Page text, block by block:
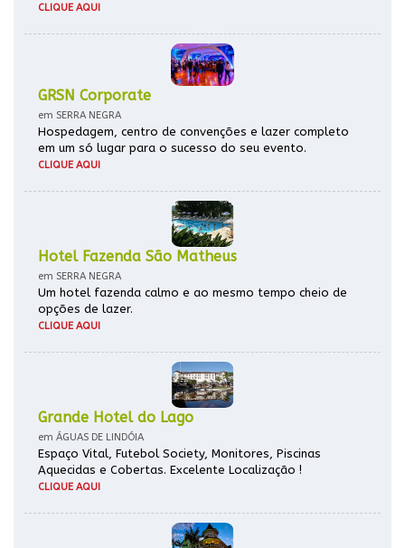
CLIQUE AQUI
GRSN Corporate
em SERRA NEGRA
Hospedagem, centro de convenções e lazer completo
em um só lugar para o sucesso do seu evento.
CLIQUE AQUI
Hotel Fazenda São Matheus
em SERRA NEGRA
Um hotel fazenda calmo e ao mesmo tempo cheio de
opções de lazer.
CLIQUE AQUI
Grande Hotel do Lago
em ÁGUAS DE LINDÓIA
Espaço Vital, Futebol Society, Monitores, Piscinas
Aquecidas e Cobertas. Excelente Localização !
CLIQUE AQUI